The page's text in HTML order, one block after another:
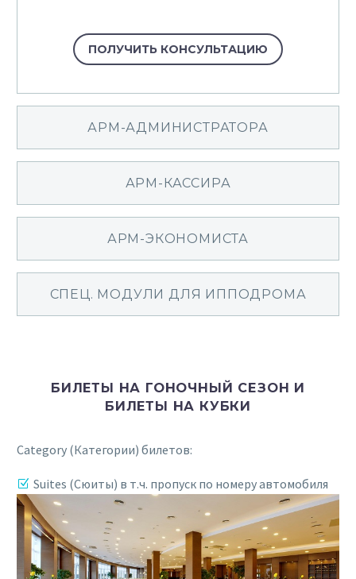
ПОЛУЧИТЬ КОНСУЛЬТАЦИЮ
АРМ-АДМИНИСТРАТОРА
АРМ-КАССИРА
АРМ-ЭКОНОМИСТА
СПЕЦ. МОДУЛИ ДЛЯ ИППОДРОМА
БИЛЕТЫ НА ГОНОЧНЫЙ СЕЗОН И
БИЛЕТЫ НА КУБКИ
Category (Категории) билетов:
Suites (Сюиты) в т.ч. пропуск по номеру автомобиля